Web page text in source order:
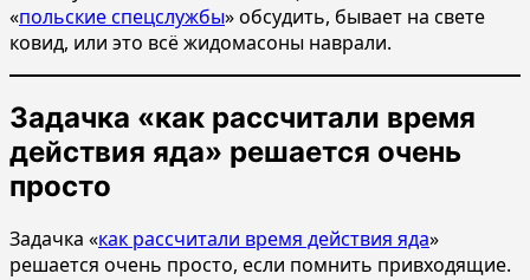
«польские спецслужбы» обсудить, бывает на свете
ковид, или это всё жидомасоны наврали.
Задачка «как рассчитали время
действия яда» решается очень
просто
Задачка «как рассчитали время действия яда»
решается очень просто, если помнить привходящие.